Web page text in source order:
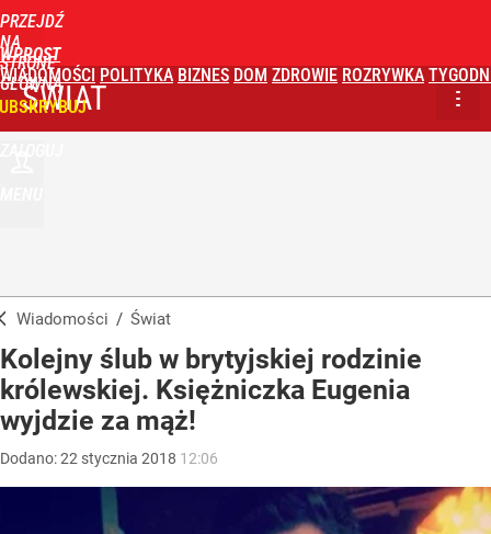
PRZEJDŹ
NA
STRONĘ
GŁÓWNĄ
WPROST
WIADOMOŚCI POLITYKA BIZNES DOM ZDROWIE ROZRYWKA
ŚWIAT
Wiadomości / Świat
Kolejny ślub w brytyjskiej rodzinie
królewskiej. Księżniczka Eugenia
wyjdzie za mąż!
Dodano:22 stycznia 2018 12:06